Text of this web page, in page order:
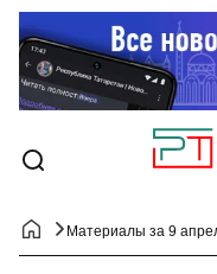
Материалы за 9